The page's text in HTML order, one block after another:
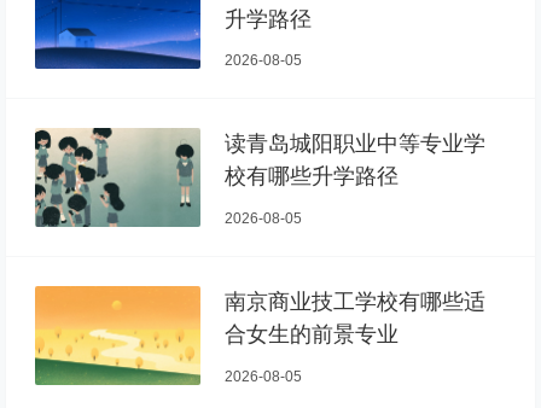
升学路径
2026-08-05
读青岛城阳职业中等专业学
校有哪些升学路径
2026-08-05
南京商业技工学校有哪些适
合女生的前景专业
2026-08-05